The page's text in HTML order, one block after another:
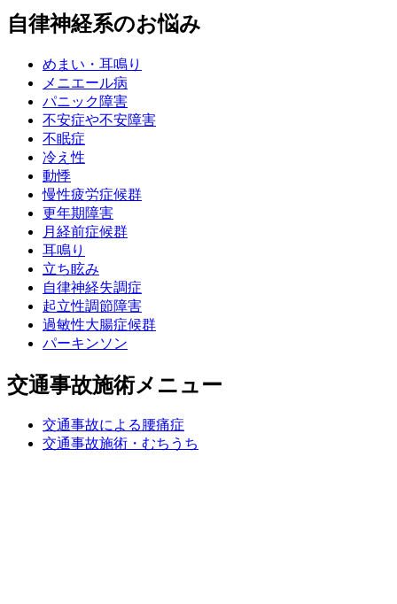
自律神経系のお悩み
めまい・耳鳴り
メニエール病
パニック障害
不安症や不安障害
不眠症
冷え性
動悸
慢性疲労症候群
更年期障害
月経前症候群
耳鳴り
立ち眩み
自律神経失調症
起立性調節障害
過敏性大腸症候群
パーキンソン
交通事故施術メニュー
交通事故による腰痛症
交通事故施術・むちうち